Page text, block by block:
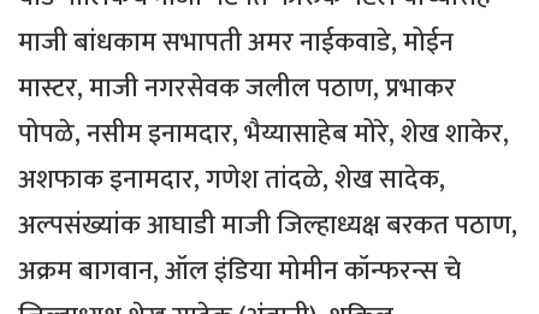
माजी बांधकाम सभापती अमर नाईकवाडे, मोईन
मास्टर, माजी नगरसेवक जलील पठाण, प्रभाकर
पोपळे, नसीम इनामदार, भैय्यासाहेब मोरे, शेख शाकेर,
अशफाक इनामदार, गणेश तांदळे, शेख सादेक,
अल्पसंख्यांक आघाडी माजी जिल्हाध्यक्ष बरकत पठाण,
अक्रम बागवान, ऑल इंडिया मोमीन कॉन्फरन्स चे